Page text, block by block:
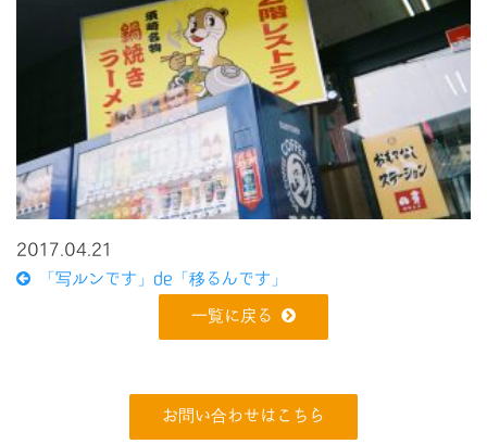
2017.04.21
「写ルンです」de「移るんです」
一覧に戻る
お問い合わせはこちら